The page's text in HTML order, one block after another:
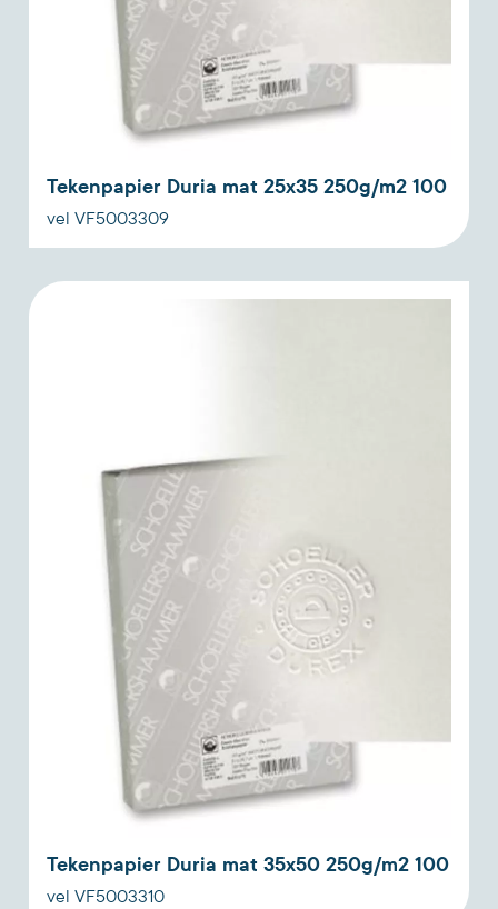
Tekenpapier Duria mat 25x35 250g/m2 100
vel VF5003309
Tekenpapier Duria mat 35x50 250g/m2 100
vel VF5003310